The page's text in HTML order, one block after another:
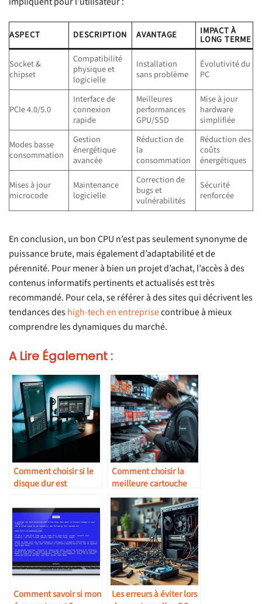
ASPECT DESCRIPTION AVANTAGE IMPACT À
LONG TERME
Socket &
chipset
Compatibilité
physique et
logicielle
Installation
sans problème
Évolutivité du
PC
PCIe 4.0/5.0
Interface de
connexion
rapide
Meilleures
performances
GPU/SSD
Mise à jour
hardware
simplifiée
Modes basse
consommation
Gestion
énergétique
avancée
Réduction de
la
consommation
Réduction des
coûts
énergétiques
Mises à jour
microcode
Maintenance
logicielle
Correction de
bugs et
vulnérabilités
Sécurité
renforcée
En conclusion, un bon CPU n’est pas seulement synonyme de
puissance brute, mais également d’adaptabilité et de
pérennité. Pour mener à bien un projet d’achat, l’accès à des
contenus informatifs pertinents et actualisés est très
recommandé. Pour cela, se référer à des sites qui décrivent les
tendances deshigh-tech en entreprisecontribue à mieux
comprendre les dynamiques du marché.
A Lire Également :
Comment choisir si le
disque dur est
les deux ?
Comment choisir la
meilleure cartouche
pour toner laser ?
Comment savoir si mon
Les erreurs à éviter lors